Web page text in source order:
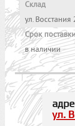
Склад
ул. Восстания
Cрок
в наличии
ул.